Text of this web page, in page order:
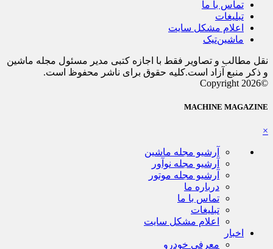
تماس با ما
تبلیغات
اعلام مشکل سایت
ماشین‌تیک
نقل مطالب و تصاویر فقط با اجازه کتبی مدیر مسئول مجله ماشین
و ذکر منبع آزاد است.کلیه حقوق برای ناشر محفوظ است.
©Copyright 2026
MACHINE MAGAZINE
×
آرشیو مجله ماشین
آرشیو مجله نوآور
آرشیو مجله موتور
درباره ما
تماس با ما
تبلیغات
اعلام مشکل سایت
اخبار
معرفی خودرو